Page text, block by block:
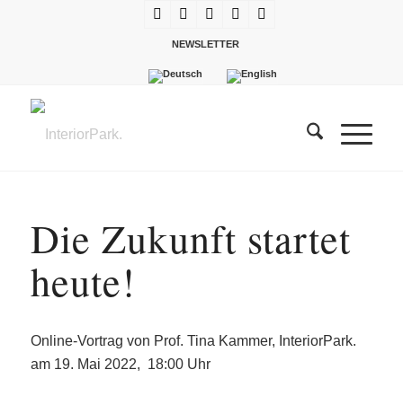
NEWSLETTER
Die Zukunft startet
heute!
Online-Vortrag von Prof. Tina Kammer, InteriorPark.
am 19. Mai 2022, 18:00 Uhr